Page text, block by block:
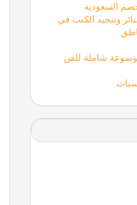
السعودية
وتنجيد الكنب في
شاملة للفن